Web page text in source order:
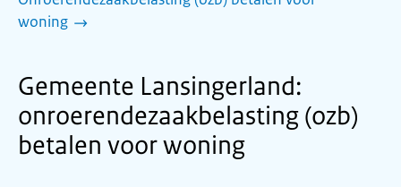
woning
Gemeente Lansingerland:
onroerendezaakbelasting (ozb)
betalen voor woning